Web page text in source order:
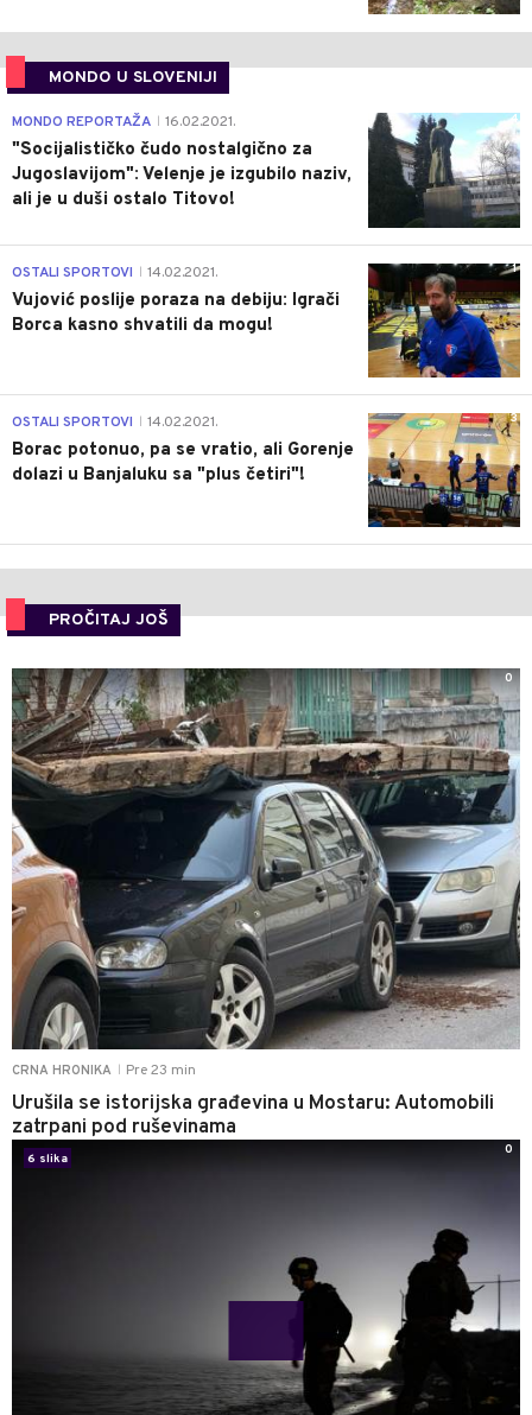
MONDO U SLOVENIJI
4
MONDO REPORTAŽA 16.02.2021.
"Socijalističko čudo nostalgično za
Jugoslavijom": Velenje je izgubilo naziv,
ali je u duši ostalo Titovo!
1
OSTALI SPORTOVI 14.02.2021.
Vujović poslije poraza na debiju: Igrači
Borca kasno shvatili da mogu!
3
OSTALI SPORTOVI 14.02.2021.
Borac potonuo, pa se vratio, ali Gorenje
dolazi u Banjaluku sa "plus četiri"!
PROČITAJ JOŠ
CRNA HRONIKA Pre 23 min
Urušila se istorijska građevina u Mostaru: Automobili
zatrpani pod ruševinama
0
6 slika
0